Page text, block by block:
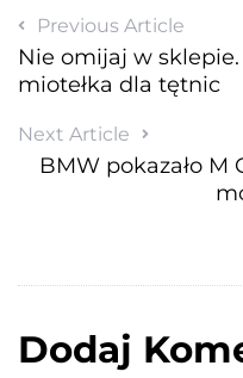
Previous Article
Nie omijaj w sklepie.
miotełka dla tętnic
Next Article
BMW pokazało M
Dodaj